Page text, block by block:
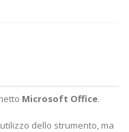
Microsoft Office.
dello strumento, ma